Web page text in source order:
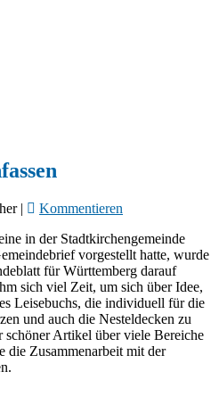
|
Kommentieren
in der Stadtkirchengemeinde
vorgestellt hatte, wurde
für Württemberg darauf
sich viel Zeit, um sich über Idee,
Leisebuchs, die individuell für die
und auch die Nesteldecken zu
schöner Artikel über viele Bereiche
die Zusammenarbeit mit der